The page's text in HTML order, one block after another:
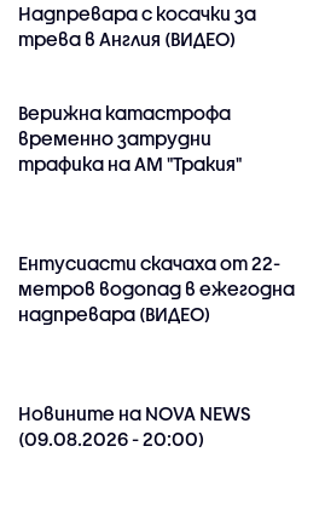
Надпревара с косачки за
трева в Англия (ВИДЕО)
Верижна катастрофа
временно затрудни
трафика на АМ "Тракия"
Ентусиасти скачаха от 22-
метров водопад в ежегодна
надпревара (ВИДЕО)
Новините на NOVA NEWS
(09.08.2026 - 20:00)